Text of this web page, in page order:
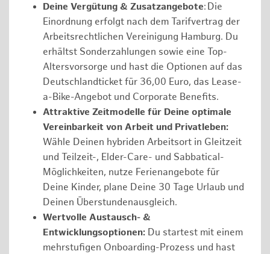
Deine Vergütung & Zusatzangebote: Die
Einordnung erfolgt nach dem Tarifvertrag der
Arbeitsrechtlichen Vereinigung Hamburg. Du
erhältst Sonderzahlungen sowie eine Top-
Altersvorsorge und hast die Optionen auf das
Deutschlandticket für 36,00 Euro, das Lease-
a-Bike-Angebot und Corporate Benefits.
Attraktive Zeitmodelle für Deine optimale
Vereinbarkeit von Arbeit und Privatleben:
Wähle Deinen hybriden Arbeitsort in Gleitzeit
und Teilzeit-, Elder-Care- und Sabbatical-
Möglichkeiten, nutze Ferienangebote für
Deine Kinder, plane Deine 30 Tage Urlaub und
Deinen Überstundenausgleich.
Wertvolle Austausch- &
Entwicklungsoptionen: Du startest mit einem
mehrstufigen Onboarding-Prozess und hast